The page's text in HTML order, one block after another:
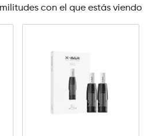
con el que estás viendo
Pack